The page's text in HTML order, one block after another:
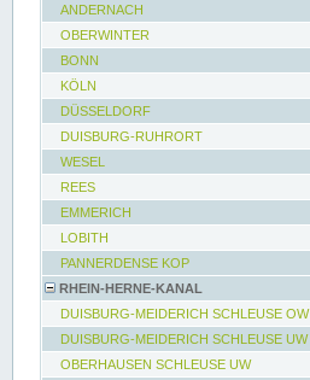
ANDERNACH
OBERWINTER
BONN
KÖLN
DÜSSELDORF
DUISBURG-RUHRORT
WESEL
REES
EMMERICH
LOBITH
PANNERDENSE KOP
RHEIN-HERNE-KANAL
DUISBURG-MEIDERICH SCHLEUSE OW
DUISBURG-MEIDERICH SCHLEUSE UW
OBERHAUSEN SCHLEUSE UW